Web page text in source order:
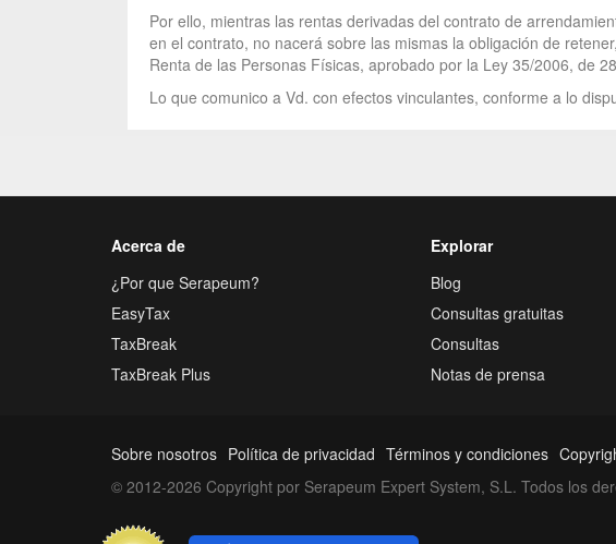
Por ello, mientras las rentas derivadas del contrato de
en el contrato, no nacerá sobre las mismas la obligación de
Renta de las Personas Físicas, aprobado por la Ley 35/2006, de
Lo que comunico a Vd. con efectos vinculantes, conforme a lo
Acerca de
¿Por que Serapeum?
EasyTax
TaxBreak
TaxBreak Plus
Explorar
Blog
Consultas gratuitas
Consultas
Notas de prensa
Sobre nosotros Política de privacidad Términos y condiciones
© 2012-2026 Copyright por Serapeum Expert System, S.L. Todos los